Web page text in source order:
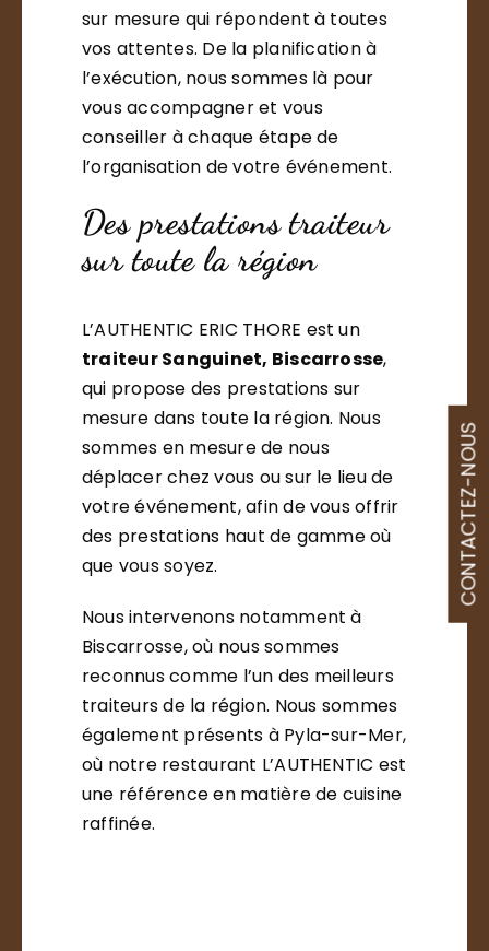
sur mesure qui répondent à toutes
vos attentes. De la planification à
l’exécution, nous sommes là pour
vous accompagner et vous
conseiller à chaque étape de
l’organisation de votre événement.
Des prestations traiteur
sur toute la région
L’AUTHENTIC ERIC THORE est un
traiteur Sanguinet, Biscarrosse,
qui propose des prestations sur
mesure dans toute la région. Nous
sommes en mesure de nous
déplacer chez vous ou sur le lieu de
votre événement, afin de vous offrir
des prestations haut de gamme où
que vous soyez.
Nous intervenons notamment à
Biscarrosse, où nous sommes
reconnus comme l’un des meilleurs
traiteurs de la région. Nous sommes
également présents à Pyla-sur-Mer,
où notre restaurant L’AUTHENTIC est
une référence en matière de cuisine
raffinée.
CONTACTEZ-NOUS